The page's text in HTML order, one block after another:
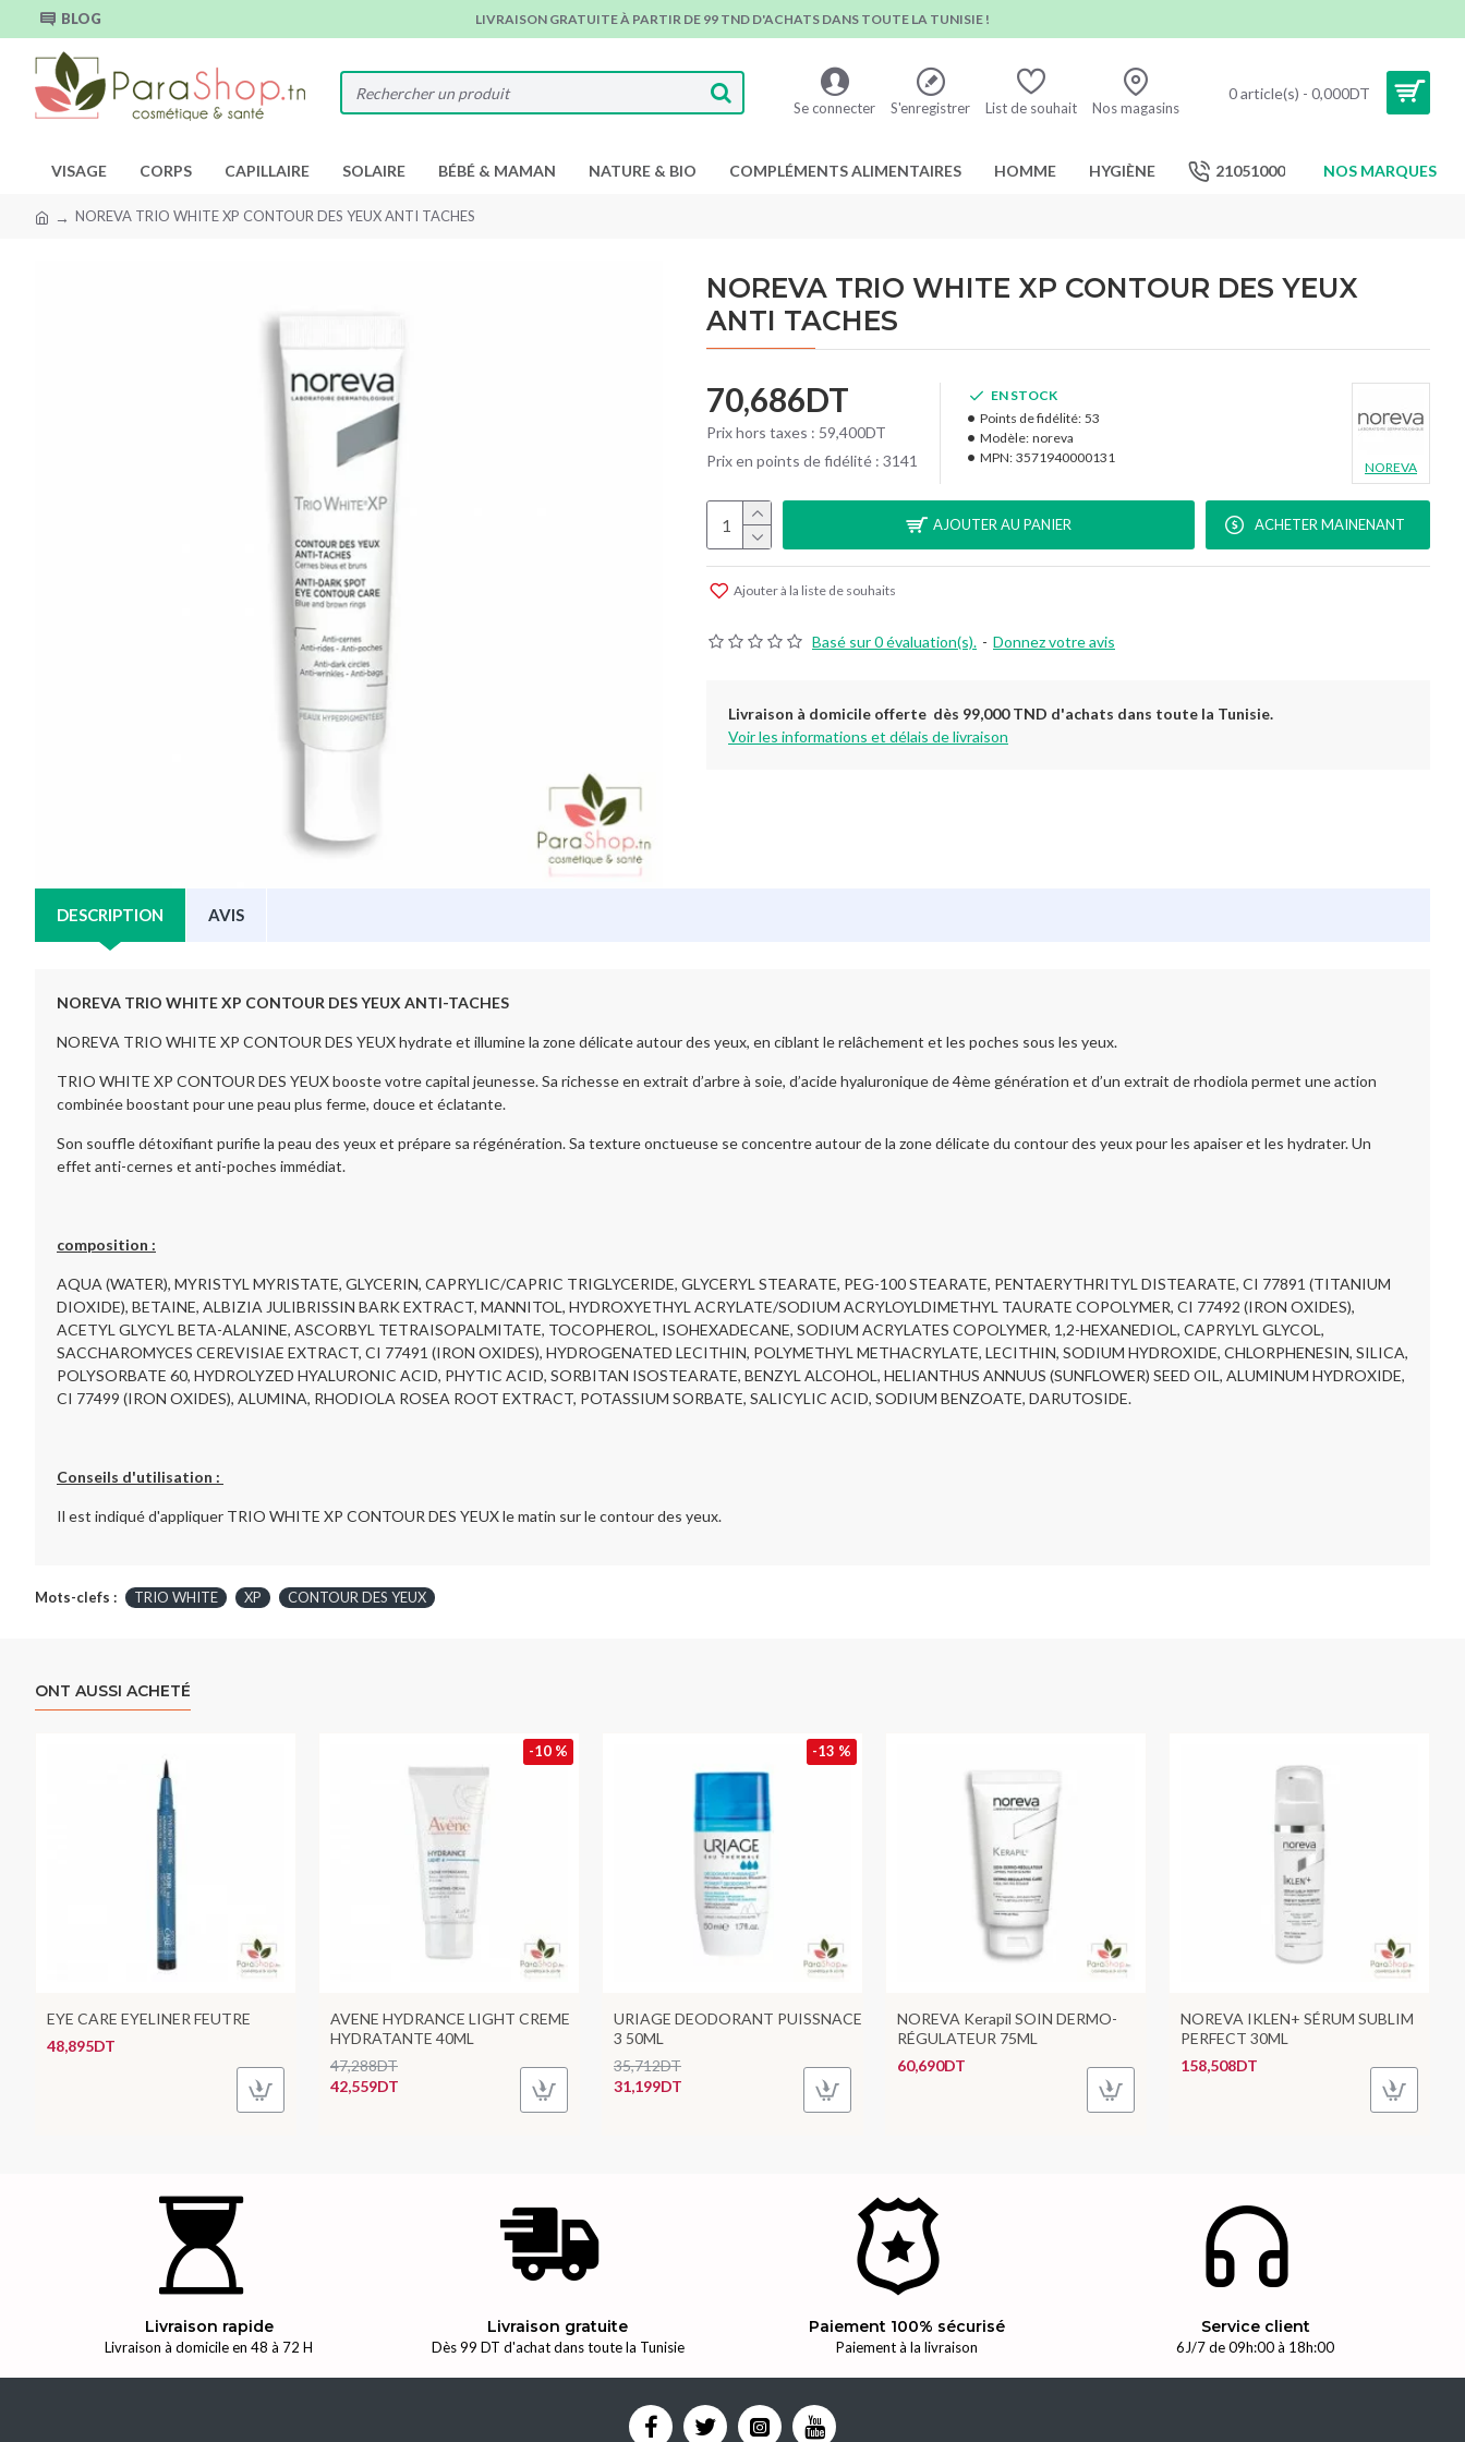
BLOG LIVRAISON GRATUITE À PARTIR DE 99 TND D'ACHATS DANS TOUTE LA TUNISIE !
Se connecter S'enregistrer List de souhait Nos magasins
0 article(s) - 0,000DT
VISAGE CORPS CAPILLAIRE SOLAIRE BÉBÉ & MAMAN NATURE & BIO COMPLÉMENTS ALIMENTAIRES HOMME HYGIÈNE 21051000 NOS MARQUES
NOREVA TRIO WHITE XP CONTOUR DES YEUX ANTI TACHES
NOREVA TRIO WHITE XP CONTOUR DES YEUX
ANTI TACHES
Basé sur 0 évaluation(s). - Donnez votre avis
70,686DT
Prix hors taxes : 59,400DT
Prix en points de fidélité : 3141
EN STOCK
Points de fidélité: 53
Modèle: noreva
MPN: 3571940000131
NOREVA
AJOUTER AU PANIER ACHETER MAINENANT
Ajouter à la liste de souhaits
Livraison à domicile offerte dès 99,000 TND d'achats dans toute la Tunisie.
Voir les informations et délais de livraison
DESCRIPTION AVIS
NOREVA TRIO WHITE XP CONTOUR DES YEUX ANTI-TACHES
NOREVA TRIO WHITE XP CONTOUR DES YEUX hydrate et illumine la zone délicate autour des yeux, en ciblant le relâchement et les poches sous les yeux.
TRIO WHITE XP CONTOUR DES YEUX booste votre capital jeunesse. Sa richesse en extrait d’arbre à soie, d’acide hyaluronique de 4ème génération et d’un extrait de rhodiola permet une action
combinée boostant pour une peau plus ferme, douce et éclatante.
Son souffle détoxifiant purifie la peau des yeux et prépare sa régénération. Sa texture onctueuse se concentre autour de la zone délicate du contour des yeux pour les apaiser et les hydrater. Un
effet anti-cernes et anti-poches immédiat.
composition :
AQUA (WATER), MYRISTYL MYRISTATE, GLYCERIN, CAPRYLIC/CAPRIC TRIGLYCERIDE, GLYCERYL STEARATE, PEG-100 STEARATE, PENTAERYTHRITYL DISTEARATE, CI 77891 (TITANIUM
DIOXIDE), BETAINE, ALBIZIA JULIBRISSIN BARK EXTRACT, MANNITOL, HYDROXYETHYL ACRYLATE/SODIUM ACRYLOYLDIMETHYL TAURATE COPOLYMER, CI 77492 (IRON OXIDES),
ACETYL GLYCYL BETA-ALANINE, ASCORBYL TETRAISOPALMITATE, TOCOPHEROL, ISOHEXADECANE, SODIUM ACRYLATES COPOLYMER, 1,2-HEXANEDIOL, CAPRYLYL GLYCOL,
SACCHAROMYCES CEREVISIAE EXTRACT, CI 77491 (IRON OXIDES), HYDROGENATED LECITHIN, POLYMETHYL METHACRYLATE, LECITHIN, SODIUM HYDROXIDE, CHLORPHENESIN, SILICA,
POLYSORBATE 60, HYDROLYZED HYALURONIC ACID, PHYTIC ACID, SORBITAN ISOSTEARATE, BENZYL ALCOHOL, HELIANTHUS ANNUUS (SUNFLOWER) SEED OIL, ALUMINUM HYDROXIDE,
CI 77499 (IRON OXIDES), ALUMINA, RHODIOLA ROSEA ROOT EXTRACT, POTASSIUM SORBATE, SALICYLIC ACID, SODIUM BENZOATE, DARUTOSIDE.
Conseils d'utilisation :
Il est indiqué d'appliquer TRIO WHITE XP CONTOUR DES YEUX le matin sur le contour des yeux.
Mots-clefs : TRIO WHITE XP CONTOUR DES YEUX
ONT AUSSI ACHETÉ
EYE CARE EYELINER FEUTRE
48,895DT
-10 %
AVENE HYDRANCE LIGHT CREME
HYDRATANTE 40ML
42,559DT
47,288DT
-13 %
URIAGE DEODORANT PUISSNACE
3 50ML
31,199DT
35,712DT
NOREVA Kerapil SOIN DERMO-
RÉGULATEUR 75ML
60,690DT
NOREVA IKLEN+ SÉRUM SUBLIM
PERFECT 30ML
158,508DT
Livraison rapide
Livraison à domicile en 48 à 72 H
Livraison gratuite
Dès 99 DT d'achat dans toute la Tunisie
Paiement 100% sécurisé
Paiement à la livraison
Service client
6J/7 de 09h:00 à 18h:00